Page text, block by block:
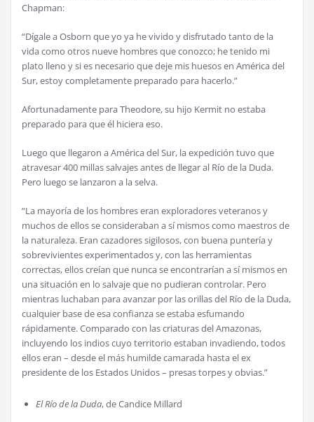
Chapman:
“Dígale a Osborn que yo ya he vivido y disfrutado tanto de la
vida como otros nueve hombres que conozco; he tenido mi
plato lleno y si es necesario que deje mis huesos en América del
Sur, estoy completamente preparado para hacerlo.”
Afortunadamente para Theodore, su hijo Kermit no estaba
preparado para que él hiciera eso.
Luego que llegaron a América del Sur, la expedición tuvo que
atravesar 400 millas salvajes antes de llegar al Río de la Duda.
Pero luego se lanzaron a la selva.
“La mayoría de los hombres eran exploradores veteranos y
muchos de ellos se consideraban a sí mismos como maestros de
la naturaleza. Eran cazadores sigilosos, con buena puntería y
sobrevivientes experimentados y, con las herramientas
correctas, ellos creían que nunca se encontrarían a sí mismos en
una situación en lo salvaje que no pudieran controlar. Pero
mientras luchaban para avanzar por las orillas del Río de la Duda,
cualquier base de esa confianza se estaba esfumando
rápidamente. Comparado con las criaturas del Amazonas,
incluyendo los indios cuyo territorio estaban invadiendo, todos
ellos eran – desde el más humilde camarada hasta el ex
presidente de los Estados Unidos – presas torpes y obvias.”
El Río de la Duda, de Candice Millard